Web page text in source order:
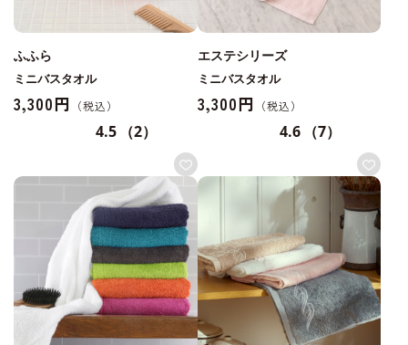
ふふら
ミニバスタオル
3,300円
4.5 （2）
エステシリーズ
ミニバスタオル
3,300円
4.6 （7）